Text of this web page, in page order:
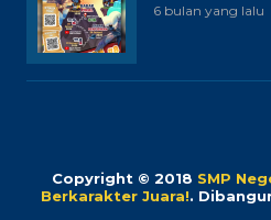
6 bulan yang lalu
Copyright © 2018 SMP
Berkarakter Juara!.